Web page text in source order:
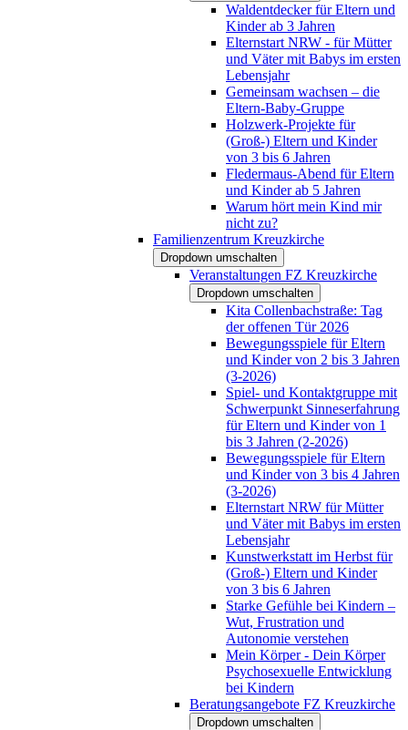
Waldentdecker für Eltern und
Kinder ab 3 Jahren
Elternstart NRW - für Mütter
und Väter mit Babys im ersten
Lebensjahr
Gemeinsam wachsen – die
Eltern-Baby-Gruppe
Holzwerk-Projekte für
(Groß-) Eltern und Kinder
von 3 bis 6 Jahren
Fledermaus-Abend für Eltern
und Kinder ab 5 Jahren
Warum hört mein Kind mir
nicht zu?
Familienzentrum Kreuzkirche
Dropdown umschalten
Veranstaltungen FZ Kreuzkirche
Dropdown umschalten
Kita Collenbachstraße: Tag
der offenen Tür 2026
Bewegungsspiele für Eltern
und Kinder von 2 bis 3 Jahren
(3-2026)
Spiel- und Kontaktgruppe mit
Schwerpunkt Sinneserfahrung
für Eltern und Kinder von 1
bis 3 Jahren (2-2026)
Bewegungsspiele für Eltern
und Kinder von 3 bis 4 Jahren
(3-2026)
Elternstart NRW für Mütter
und Väter mit Babys im ersten
Lebensjahr
Kunstwerkstatt im Herbst für
(Groß-) Eltern und Kinder
von 3 bis 6 Jahren
Starke Gefühle bei Kindern –
Wut, Frustration und
Autonomie verstehen
Mein Körper - Dein Körper
Psychosexuelle Entwicklung
bei Kindern
Beratungsangebote FZ Kreuzkirche
Dropdown umschalten